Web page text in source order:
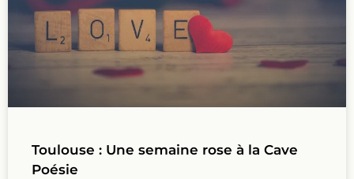
Toulouse : Une semaine rose à la Cave
Poésie